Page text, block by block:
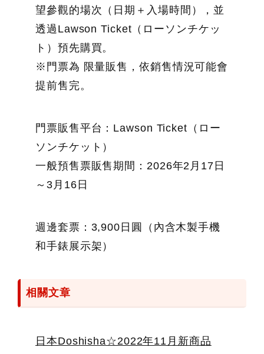
望參觀的場次（日期＋入場時間），並
透過Lawson Ticket（ローソンチケッ
ト）預先購買。
※門票為 限量販售，依銷售情況可能會
提前售完。
門票販售平台：Lawson Ticket（ロー
ソンチケット）
一般預售票販售期間：2026年2月17日
～3月16日
週邊套票：3,900日圓（內含木製手機
和手錶展示架）
相關文章
日本Doshisha☆2022年11月新商品